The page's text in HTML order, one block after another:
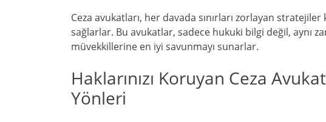
Ceza avukatları, her davada sınırları zorlayan
sağlarlar. Bu avukatlar, sadece hukuki bilgi değil, aynı
müvekkillerine en iyi savunmayı sunarlar.
Haklarınızı Koruyan Ceza
Yönleri